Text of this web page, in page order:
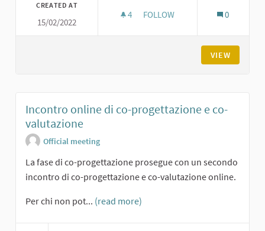
CREATED AT
15/02/2022
4 4 FOLLOWERS
FOLLOW 0
VIEW
Incontro online di co-progettazione e co-
valutazione
Official meeting
La fase di co-progettazione prosegue con un secondo
incontro di co-progettazione e co-valutazione online.
Per chi non pot... (read more)